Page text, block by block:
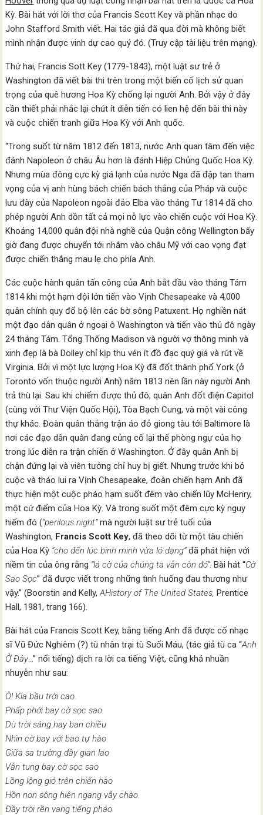
Kỳ. Bài hát với lời thơ của Francis Scott Key và phần nhạc do
John Stafford Smith viết. Hai tác giả đã qua đời mà không biết
mình nhận được vinh dự cao quý đó. (Truy cập tài liệu trên mạng).
Thứ hai, Francis Sott Key (1779-1843), một luật sư trẻ ở
Washington đã viết bài thi trên trong một biến cố lịch sử quan
trọng của quê hương Hoa Kỳ chống lại người Anh. Bởi vậy ở đây
cần thiết phải nhắc lại chút ít diễn tiến có lien hệ đến bài thi này
và cuộc chiến tranh giữa Hoa Kỳ với Anh quốc.
“Trong suốt từ năm 1812 đến 1813, nước Anh quan tâm đến việc
đánh Napoleon ở châu Âu hơn là đánh Hiệp Chủng Quốc Hoa Kỳ.
Nhưng mùa đông cực kỳ giá lạnh của nước Nga đã đập tan tham
vọng của vị anh hùng bách chiến bách thắng của Pháp và cuộc
lưu đày của Napoleon ngoài đảo Elba vào tháng Tư 1814 đã cho
phép người Anh dồn tất cả mọi nỗ lực vào chiến cuộc với Hoa Kỳ.
Khoảng 14,000 quân đội nhà nghề của Quận công Wellington bấy
giờ đang được chuyển tới nhắm vào châu Mỹ với cao vọng đạt
được chiến thắng mau lẹ cho phía Anh.
Các cuộc hành quân tấn công của Anh bắt đầu vào tháng Tám
1814 khi một hạm đội lớn tiến vào Vịnh Chesapeake và 4,000
quân chính quy đổ bộ lên các bờ sông Patuxent. Họ nghiền nát
một đạo dân quân ở ngoại ô Washington và tiến vào thủ đô ngày
24 tháng Tám. Tổng Thống Madison và người vợ thông minh và
xinh đẹp là bà Dolley chỉ kịp thu vén ít đồ đạc quý giá và rút về
Virginia. Bởi vì một lực lượng Hoa Kỳ đã đốt thành phố York (ở
Toronto vốn thuộc người Anh) năm 1813 nên lần này người Anh
trả thù lại. Sau khi chiếm được thủ đô, quân Anh đốt điện Capitol
(cùng với Thư Viện Quốc Hội), Tòa Bạch Cung, và một vài công
thự khác. Đoàn quân thắng trận áo đỏ giong tàu tới Baltimore là
nơi các đạo dân quân đang củng cố lại thế phòng ngự của họ
trong lúc diễn ra trận chiến ở Washington. Ở đây quân Anh bị
chận đứng lại và viên tướng chỉ huy bị giết. Nhưng trước khi bỏ
cuộc và tháo lui ra Vịnh Chesapeake, đoàn chiến hạm Anh đã
thực hiện một cuộc pháo hạm suốt đêm vào chiến lũy McHenry,
một cứ điểm của Hoa Kỳ. Và trong suốt một đêm cực kỳ nguy
hiểm đó (“perilous night”mà người luật sư trẻ tuổi của
Washington, Francis Scott Key, đã theo dõi từ một tàu chiến
của Hoa Kỳ “cho đến lúc bình minh vừa ló dạng”đã phát hiện với
niềm tin của ông rằng “lá cờ của chúng ta vẫn còn đó”. Bài hát “Cờ
Sao Sọc” đã được viết trong những tình huống đau thương như
vậy.” (Boorstin and Kelly,AHistory of The United States,Prentice
Hall, 1981, trang 166).
Bài hát của Francis Scott Key, bằng tiếng Anh đã được cố nhạc
sĩ Vũ Đức Nghiêm (?) tù nhân trại tù Suối Máu, (tác giả tù ca “Anh
Ở Đây…” nổi tiếng) dịch ra lời ca tiếng Việt, cũng khá nhuần
nhuyễn như sau:
Ô! Kìa bầu trời cao.
Phấp phới bay cờ sọc sao.
Dù trời sáng hay ban chiều
Nhìn cờ bay với bao tự hào
Giữa sa trường đầy gian lao
Vẫn tung bay cờ sọc sao
Lồng lộng gió trên chiến hào
Hồn non sông hiên ngang vẫy chào.
Đầy trời rền vang tiếng pháo